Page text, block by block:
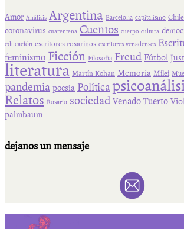
Amor Análisis Argentina Barcelona capitalismo Chile
coronavirus cuarentena Cuentos cuerpo cultura
educación escritores rosarinos escritores venadenses
feminismo Ficción Filosofía Freud Fútbol
literatura Martín Kohan Memoria Milei
pandemia poesía Política
Relatos Rosario sociedad Venado Tuerto
palmbaum
dejanos un mensaje